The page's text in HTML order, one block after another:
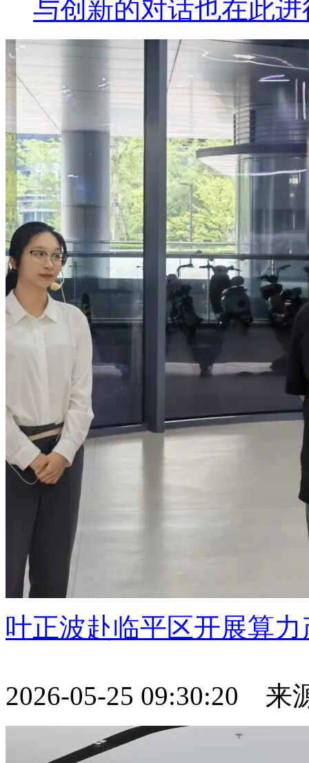
与创新的对话也在此进
叶正波赴临平区开展算
2026-05-25 09:30:20 来